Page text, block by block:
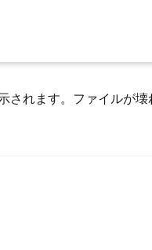
されます。ファイルが壊